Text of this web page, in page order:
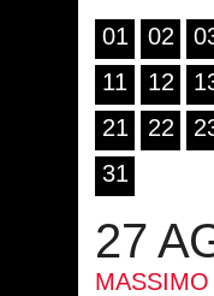
01 02
11
12
21
22
31
27